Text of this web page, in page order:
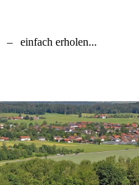
– einfach erholen...